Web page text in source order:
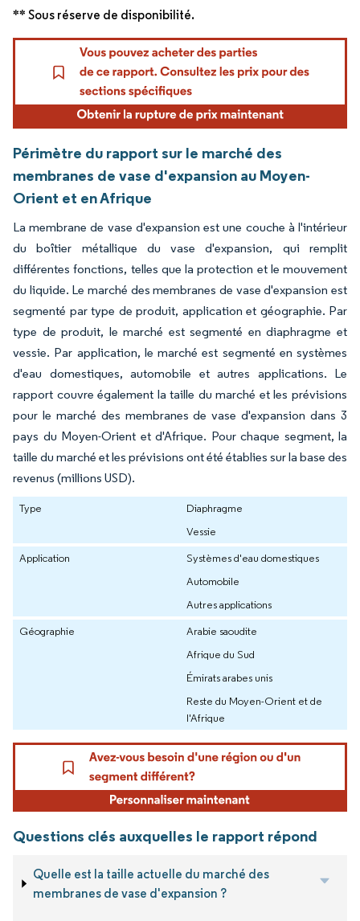
** Sous réserve de disponibilité.
Périmètre du rapport sur le marché des
membranes de vase d'expansion au Moyen-
Orient et en Afrique
La membrane de vase d'expansion est une couche à l'intérieur
du boîtier métallique du vase d'expansion, qui remplit
différentes fonctions, telles que la protection et le mouvement
du liquide. Le marché des membranes de vase d'expansion est
segmenté par type de produit, application et géographie. Par
type de produit, le marché est segmenté en diaphragme et
vessie. Par application, le marché est segmenté en systèmes
d'eau domestiques, automobile et autres applications. Le
rapport couvre également la taille du marché et les prévisions
pour le marché des membranes de vase d'expansion dans 3
pays du Moyen-Orient et d'Afrique. Pour chaque segment, la
taille du marché et les prévisions ont été établies sur la base des
revenus (millions USD).
Type
Diaphragme
Vessie
Application
Systèmes d'eau domestiques
Automobile
Autres applications
Géographie
Arabie saoudite
Afrique du Sud
Émirats arabes unis
Reste du Moyen-Orient et de
l'Afrique
Questions clés auxquelles le rapport répond
Quelle est la taille actuelle du marché des
membranes de vase d'expansion ?